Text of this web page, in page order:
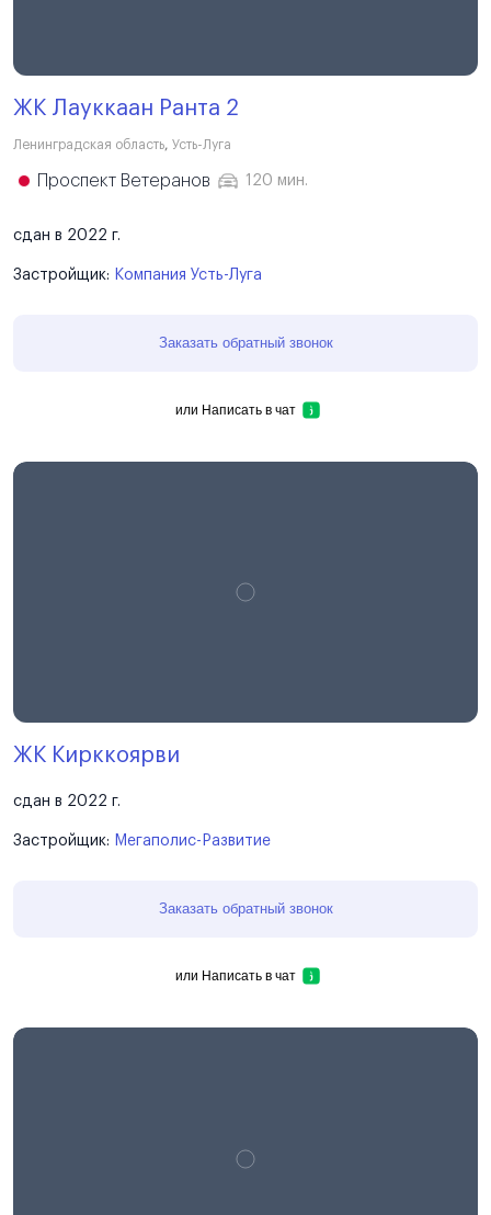
ЖК Лауккаан Ранта 2
Ленинградская область, Усть-Луга
Проспект Ветеранов 120 мин.
сдан в 2022 г.
Застройщик: Компания Усть-Луга
Заказать обратный звонок
или Написать в чат
ЖК Кирккоярви
сдан в 2022 г.
Застройщик: Мегаполис-Развитие
Заказать обратный звонок
или Написать в чат